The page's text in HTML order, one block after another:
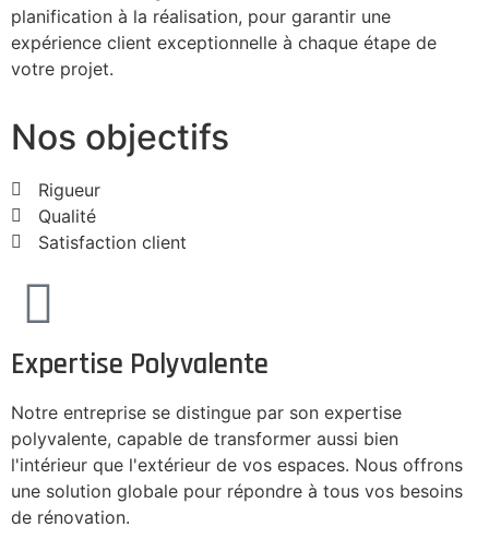
planification à la réalisation, pour garantir une
expérience client exceptionnelle à chaque étape de
votre projet.
Nos objectifs
Rigueur
Qualité
Satisfaction client
Expertise Polyvalente
Notre entreprise se distingue par son expertise
polyvalente, capable de transformer aussi bien
l'intérieur que l'extérieur de vos espaces. Nous offrons
une solution globale pour répondre à tous vos besoins
de rénovation.